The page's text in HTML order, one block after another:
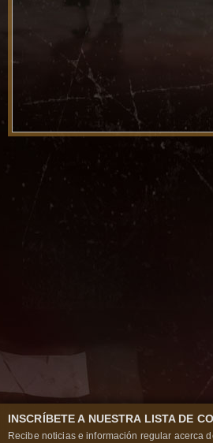
INSCRÍBETE A NUESTRA LISTA DE
Recibe noticias e información regular acerca